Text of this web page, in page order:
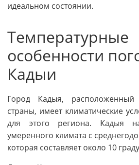
идеальном состоянии.
Температурные
особенности
Кадыи
Город Кадыя,
страны, имеет климатические
для этого региона. Кадыя
умеренного климата с
которая составляет около 10